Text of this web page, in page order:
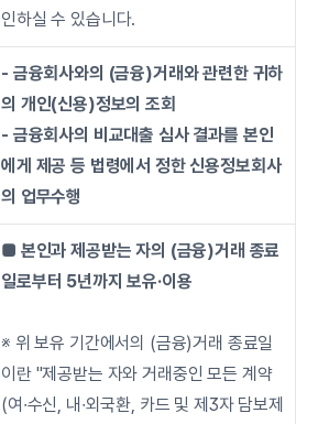
인하실 수 있습니다.
- 금융회사와의 (금융)거래와 관련한 귀하
의 개인(신용)정보의 조회
- 금융회사의 비교대출 심사 결과를 본인
에게 제공 등 법령에서 정한 신용정보회사
의 업무수행
■ 본인과 제공받는 자의 (금융)거래 종료
일로부터 5년까지 보유·이용
※ 위 보유 기간에서의 (금융)거래 종료일
이란 "제공받는 자와 거래중인 모든 계약
(여∙수신, 내∙외국환, 카드 및 제3자 담보제